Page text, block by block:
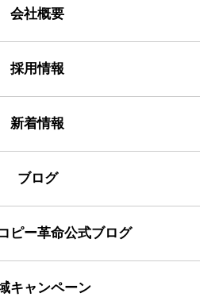
会社概要
採用情報
新着情報
ブログ
ピー革命公式ブログ
キャンペーン